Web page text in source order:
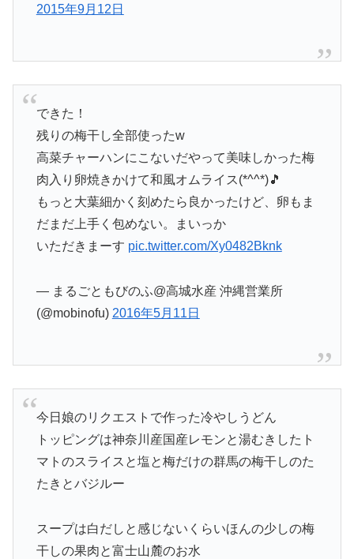
2015年9月12日
できた！
残りの梅干し全部使ったw
高菜チャーハンにこないだやって美味しかった梅
肉入り卵焼きかけて和風オムライス(*^^*)🎵
もっと大葉細かく刻めたら良かったけど、卵もま
だまだ上手く包めない。まいっか
いただきまーす pic.twitter.com/Xy0482Bknk
— まるごともびのふ@高城水産 沖縄営業所
(@mobinofu) 2016年5月11日
今日娘のリクエストで作った冷やしうどん
トッピングは神奈川産国産レモンと湯むきしたト
マトのスライスと塩と梅だけの群馬の梅干しのた
たきとバジルー
スープは白だしと感じないくらいほんの少しの梅
干しの果肉と富士山麓のお水